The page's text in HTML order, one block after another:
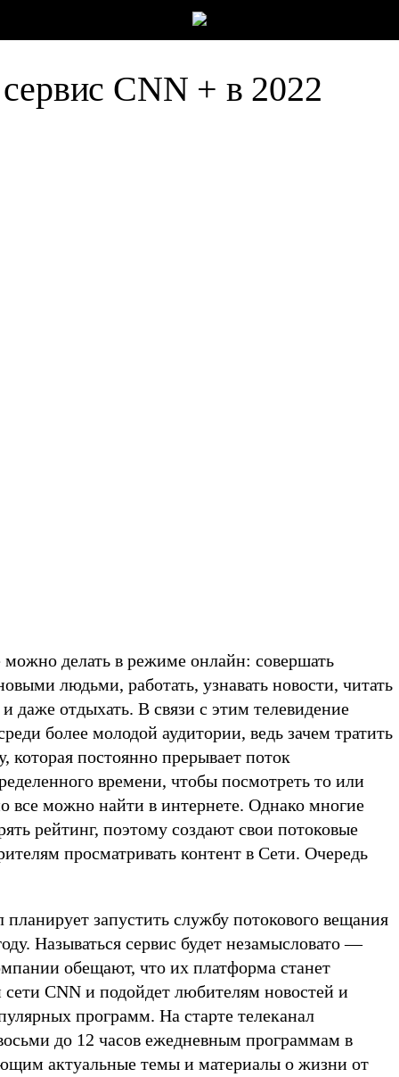
CNN + в 2022
можно делать в режиме онлайн: совершать
людьми, работать, узнавать новости, читать
даже отдыхать. В связи с этим телевидение
более молодой аудитории, ведь зачем тратить
которая постоянно прерывает поток
времени, чтобы посмотреть то или
все можно найти в интернете. Однако многие
рейтинг, поэтому создают свои потоковые
просматривать контент в Сети. Очередь
запустить службу потокового вещания
Называться сервис будет незамысловато —
обещают, что их платформа станет
CNN и подойдет любителям новостей и
программ. На старте телеканал
до 12 часов ежедневным программам в
актуальные темы и материалы о жизни от